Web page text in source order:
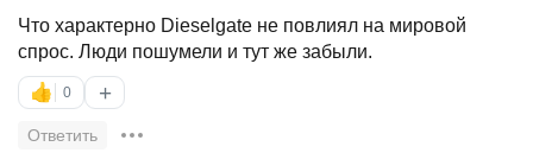
Что характерно Dieselgate не повлиял на мировой
спрос. Люди пошумели и тут же забыли.
👍 0 +
Ответить